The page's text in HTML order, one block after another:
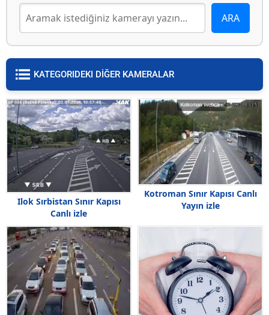
KATEGORIDEKI DİĞER KAMERALAR
Ilok Sırbistan Sınır Kapısı
Canlı izle
Kotroman Sınır Kapısı Canlı
Yayın izle